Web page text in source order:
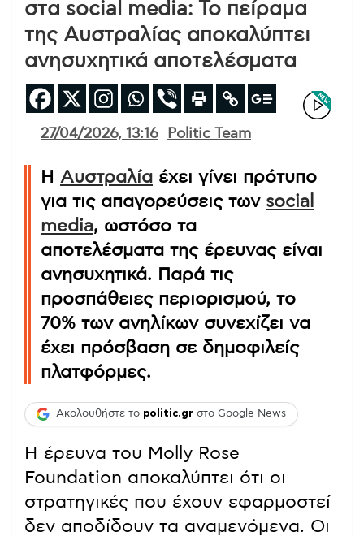
στα social media: Το πείραμα
της Αυστραλίας αποκαλύπτει
ανησυχητικά αποτελέσματα
27/04/2026, 13:16 Politic Team
Η Αυστραλία έχει γίνει πρότυπο
για τις απαγορεύσεις των social
media, ωστόσο τα
αποτελέσματα της έρευνας είναι
ανησυχητικά. Παρά τις
προσπάθειες περιορισμού, το
70% των ανηλίκων συνεχίζει να
έχει πρόσβαση σε δημοφιλείς
πλατφόρμες.
Ακολουθήστε το politic.gr στο Google News
Η έρευνα του Molly Rose
Foundation αποκαλύπτει ότι οι
στρατηγικές που έχουν εφαρμοστεί
δεν αποδίδουν τα αναμενόμενα. Οι